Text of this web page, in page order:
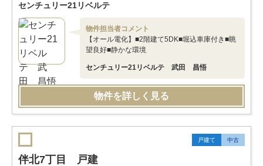
センチュリー21リベルテ
物件担当者コメント
【オール電化】■2階建て5DK■堀込車庫付き■眺
望良好■静かな環境
センチュリー21リベルテ 武田 昌悟
物件を詳しく見る
戸建て 中古
伴北7丁目 戸建